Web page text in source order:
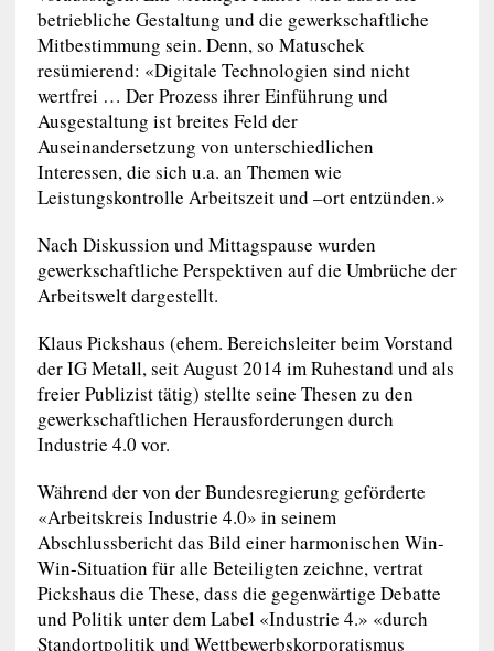
betriebliche Gestaltung und die gewerkschaftliche
Mitbestimmung sein. Denn, so Matuschek
resümierend: «Digitale Technologien sind nicht
wertfrei … Der Prozess ihrer Einführung und
Ausgestaltung ist breites Feld der
Auseinandersetzung von unterschiedlichen
Interessen, die sich u.a. an Themen wie
Leistungskontrolle Arbeitszeit und –ort entzünden.»
Nach Diskussion und Mittagspause wurden
gewerkschaftliche Perspektiven auf die Umbrüche der
Arbeitswelt dargestellt.
Klaus Pickshaus (ehem. Bereichsleiter beim Vorstand
der IG Metall, seit August 2014 im Ruhestand und als
freier Publizist tätig) stellte seine Thesen zu den
gewerkschaftlichen Herausforderungen durch
Industrie 4.0 vor.
Während der von der Bundesregierung geförderte
«Arbeitskreis Industrie 4.0» in seinem
Abschlussbericht das Bild einer harmonischen Win-
Win-Situation für alle Beteiligten zeichne, vertrat
Pickshaus die These, dass die gegenwärtige Debatte
und Politik unter dem Label «Industrie 4.» «durch
Standortpolitik und Wettbewerbskorporatismus